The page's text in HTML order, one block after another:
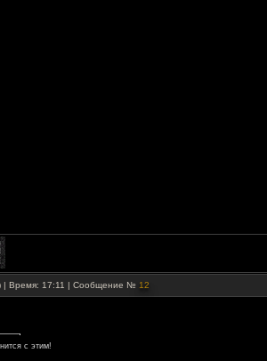
| Время: 17:11 | Сообщение № 12
с этим!